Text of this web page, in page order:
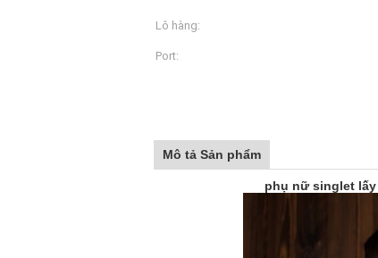
Lô hàng:
Port:
Mô tả Sản phẩm
phụ nữ singlet